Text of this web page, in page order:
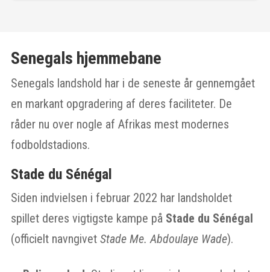
Senegals hjemmebane
Senegals landshold har i de seneste år gennemgået
en markant opgradering af deres faciliteter. De
råder nu over nogle af Afrikas mest modernes
fodboldstadions.
Stade du Sénégal
Siden indvielsen i februar 2022 har landsholdet
spillet deres vigtigste kampe på Stade du Sénégal
(officielt navngivet Stade Me. Abdoulaye Wade).